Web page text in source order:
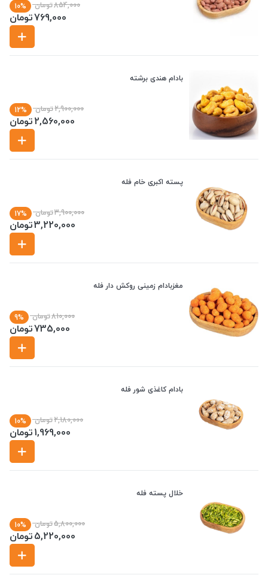
854,000تومان 10%
769,000تومان
بادام هندی برشته
2,900,000تومان 12%
2,560,000تومان
پسته اکبری خام فله
3,900,000تومان 17%
3,220,000تومان
مغزبادام زمینی روکش دار فله
810,000تومان 9%
735,000تومان
بادام کاغذی شور فله
2,180,000تومان 10%
1,969,000تومان
خلال پسته فله
5,800,000تومان 10%
5,220,000تومان